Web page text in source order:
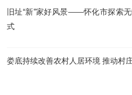
旧址“新”家好风景——怀化市探索
式
娄底持续改善农村人居环境 推动村